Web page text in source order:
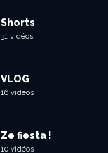
Shorts
31 vidéos
VLOG
16 vidéos
Ze fiesta !
10 vidéos